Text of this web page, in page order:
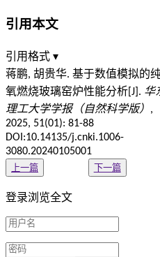
引用本文
引用格式 ▾
蒋鹏, 胡贵华. 基于数值模拟的
氧燃烧玻璃窑炉性能分析[J]. 华
理工大学学报（自然科学版） ,
2025, 51(01): 81-88
DOI:10.14135/j.cnki.1006-
3080.20240105001
上一篇 下一篇
登录浏览全文